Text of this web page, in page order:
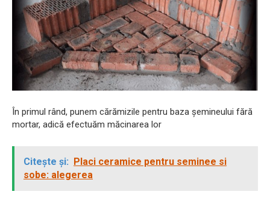
În primul rând, punem cărămizile pentru baza șemineului fără
mortar, adică efectuăm măcinarea lor
Citește și: Placi ceramice pentru seminee si
sobe: alegerea